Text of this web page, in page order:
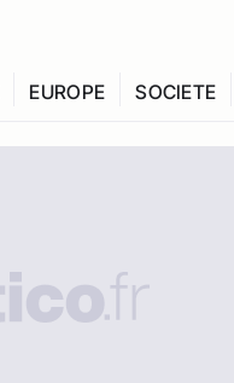
EUROPE SOCIETE